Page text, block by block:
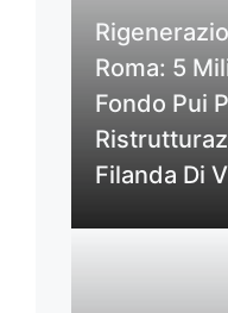
Roma: 5
Fondo Pui
Filanda Di